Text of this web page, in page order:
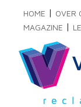
HOME | OVER
MAGAZINE |